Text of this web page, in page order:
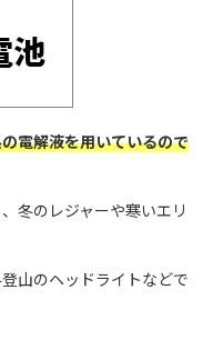
電解液を用いているので
冬のレジャーや寒いエリ
山のヘッドライトなどで